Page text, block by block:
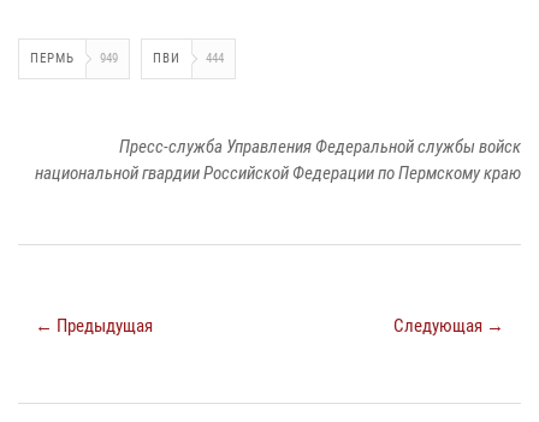
ПЕРМЬ 949 ПВИ 444
Пресс-служба Управления Федеральной службы войск
национальной гвардии Российской Федерации по Пермскому краю
← Предыдущая Следующая →